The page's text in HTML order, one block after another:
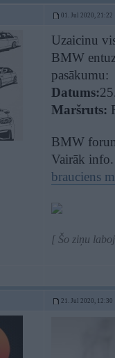
01. Jul 2020, 21:22
Uzaicinu
BMW
pasākumu:
Datums:
Maršruts:
BMW
Vairāk
brauciens
[ Šo ziņu
21. Jul 2020, 12:30